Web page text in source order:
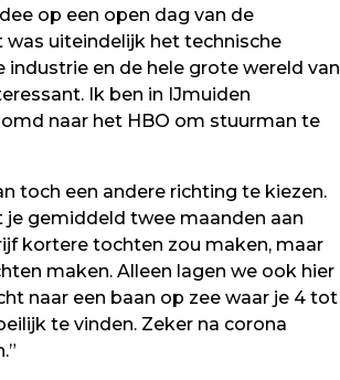
op een open dag van de
was uiteindelijk het technische
en de hele grote wereld van
Ik ben in IJmuiden
naar het HBO om stuurman te
toch een andere richting te kiezen.
je gemiddeld twee maanden aan
kortere tochten zou maken, maar
maken. Alleen lagen we ook hier
naar een baan op zee waar je 4 tot
te vinden. Zeker na corona